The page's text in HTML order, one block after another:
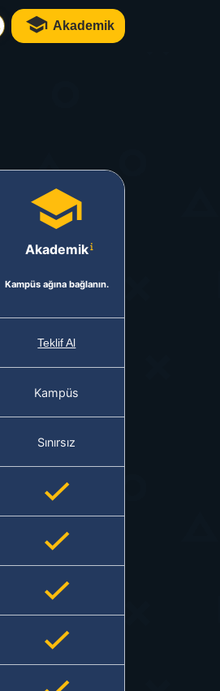
Akademik
Akademik
Kampüs ağına bağlanın.
Teklif Al
Kampüs
Sınırsız